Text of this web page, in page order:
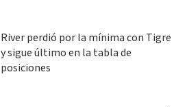
River perdió por la mínima con Tigre
y sigue último en la tabla de
posiciones